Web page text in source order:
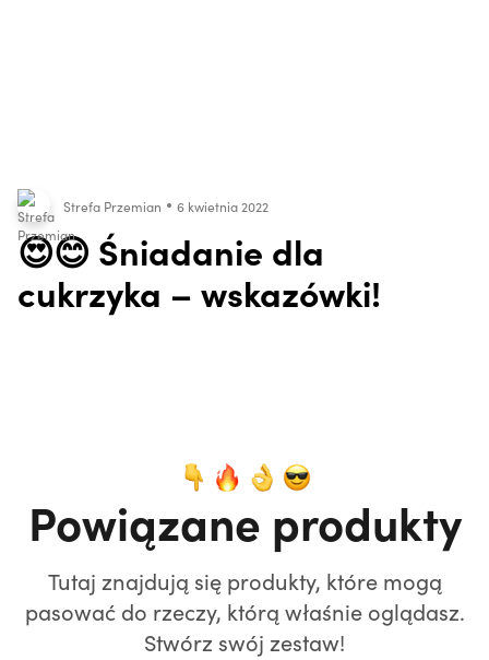
Strefa Przemian 6 kwietnia 2022
😍😊 Śniadanie dla
cukrzyka – wskazówki!
Powiązane produkty
Tutaj znajdują się produkty, które mogą
pasować do rzeczy, którą właśnie oglądasz.
Stwórz swój zestaw!